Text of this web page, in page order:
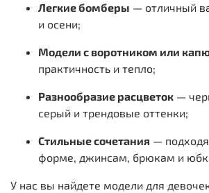
Легкиебомберы — отличный
и осени;
Модели с воротником или
практичность и тепло;
Разнообразие расцветок —
серый и трендовые оттенки;
Стильные сочетания —
форме, джинсам, брюкам и
У нас вы найдете модели для